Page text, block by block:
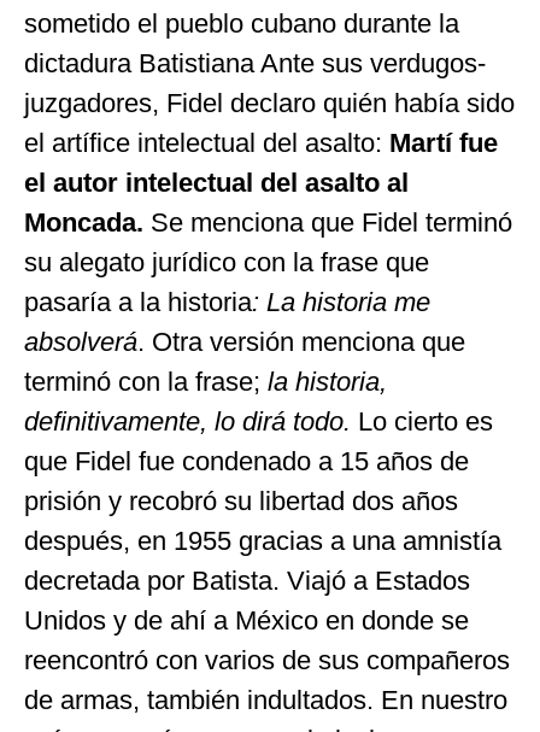
sometido el pueblo cubano durante la
dictadura Batistiana Ante sus verdugos-
juzgadores, Fidel declaro quién había sido
el artífice intelectual del asalto: Martí fue
el autor intelectual del asalto al
Moncada. Se menciona que Fidel terminó
su alegato jurídico con la frase que
pasaría a la historia: La historia me
absolverá. Otra versión menciona que
terminó con la frase; la historia,
definitivamente, lo dirá todo. Lo cierto es
que Fidel fue condenado a 15 años de
prisión y recobró su libertad dos años
después, en 1955 gracias a una amnistía
decretada por Batista. Viajó a Estados
Unidos y de ahí a México en donde se
reencontró con varios de sus compañeros
de armas, también indultados. En nuestro